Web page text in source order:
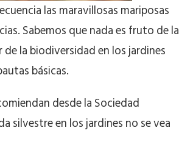
las maravillosas mariposas
Sabemos que nada es fruto de la
la biodiversidad en los jardines
básicas.
desde la Sociedad
silvestre en los jardines no se vea